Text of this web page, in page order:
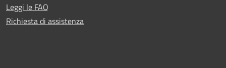
Leggi le FAQ
Richiesta di assistenza